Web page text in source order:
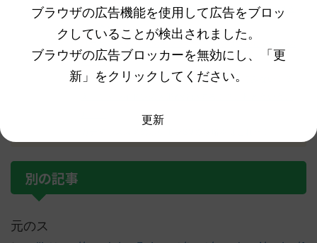
【ポケモンSV】グレンアルマよ！エスバレイドで砕ける
【ポケモンSV】次のアプデで増殖バグは完全に終わるの
か…？
本当に可愛いすぎる！！ニャオハの人形見てみない！？
別の記事
元のス
ブラウザの広告機能を使用して広告をブロッ
クしていることが検出されました。
ブラウザの広告ブロッカーを無効にし、「更
新」をクリックしてください。
更新